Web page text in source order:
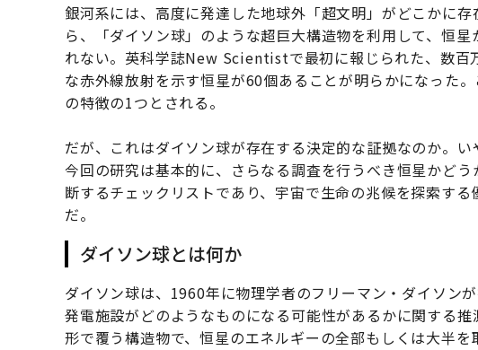
銀河系には、高度に発達した地球外「超文明」がどこかに
ら、「ダイソン球」のような超巨大構造物を利用して、恒
れない。英科学誌New Scientistで最初に報じられた、数百
な赤外線放射を示す恒星が60個あることが明らかになった
の特徴の1つとされる。
だが、これはダイソン球が存在する決定的な証拠なのか。
今回の研究は基本的に、さらなる調査を行うべき恒星かど
断するチェックリストであり、宇宙で生命の兆候を探索す
だ。
ダイソン球とは何か
ダイソン球は、1960年に物理学者のフリーマン・ダイソン
発電施設がどのようなものになる可能性があるかに関する
形で覆う構造物で、恒星のエネルギーの全部もしくは大半を